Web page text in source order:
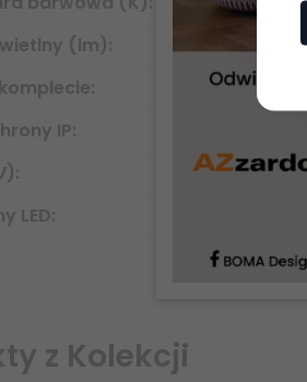
(lm):
IP:
LED:
z Kolekcji